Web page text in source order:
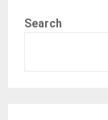
Search